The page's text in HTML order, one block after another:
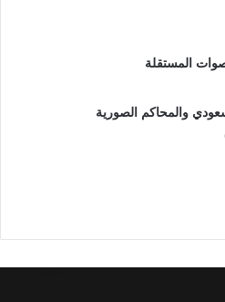
المستقلة
والمحاكم الصورية